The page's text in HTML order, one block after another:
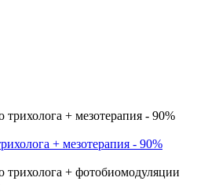
+ мезотерапия - 90%